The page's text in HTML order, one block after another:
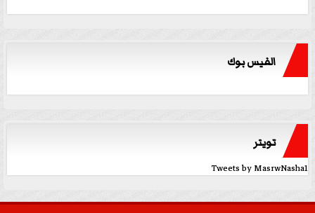
الفيس بوك
تويتر
Tweets by MasrwNasha1